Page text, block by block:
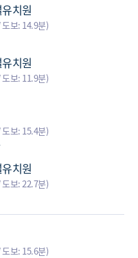
치원
보: 14.9분)
치원
보: 11.9분)
보: 15.4분)
치원
보: 22.7분)
보: 15.6분)